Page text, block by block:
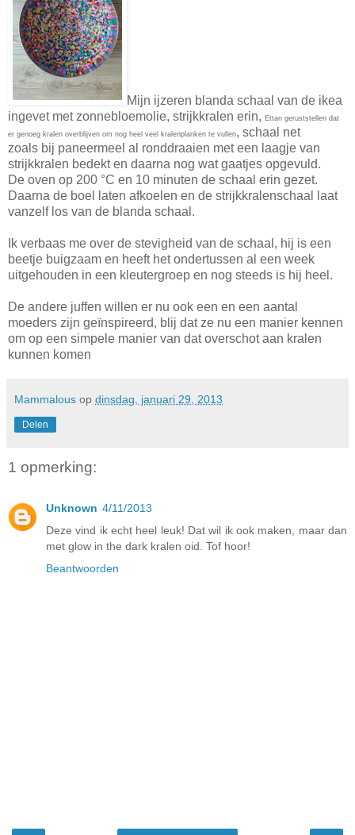
Mijn ijzeren blanda schaal van de ikea
ingevet met zonnebloemolie, strijkkralen erin, Ettan geruststellen dat
er genoeg kralen overblijven om nog heel veel kralenplanken te vullen, schaal net
zoals bij paneermeel al ronddraaien met een laagje van
strijkkralen bedekt en daarna nog wat gaatjes opgevuld.
De oven op 200 °C en 10 minuten de schaal erin gezet.
Daarna de boel laten afkoelen en de strijkkralenschaal laat
vanzelf los van de blanda schaal.
Ik verbaas me over de stevigheid van de schaal, hij is een
beetje buigzaam en heeft het ondertussen al een week
uitgehouden in een kleutergroep en nog steeds is hij heel.
De andere juffen willen er nu ook een en een aantal
moeders zijn geïnspireerd, blij dat ze nu een manier kennen
om op een simpele manier van dat overschot aan kralen
kunnen komen
Mammalous op dinsdag, januari 29, 2013
Delen
1 opmerking:
Unknown 4/11/2013
Deze vind ik echt heel leuk! Dat wil ik ook maken, maar dan
met glow in the dark kralen oid. Tof hoor!
Beantwoorden